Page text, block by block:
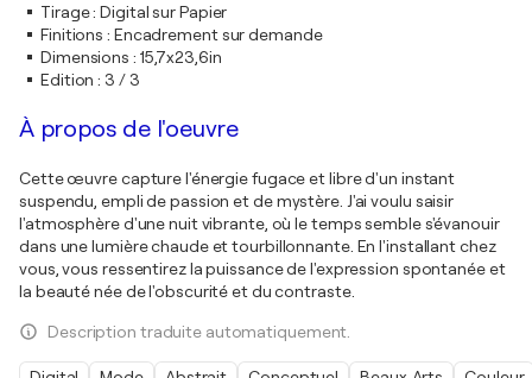
Tirage:Digital sur Papier
Finitions : Encadrement sur demande
Dimensions : 15,7x23,6in
Edition : 3 / 3
À propos de l'oeuvre
Cette œuvre capture l'énergie fugace et libre d'un instant
suspendu, empli de passion et de mystère. J'ai voulu saisir
l'atmosphère d'une nuit vibrante, où le temps semble s'évanouir
dans une lumière chaude et tourbillonnante. En l'installant chez
vous, vous ressentirez la puissance de l'expression spontanée et
la beauté née de l'obscurité et du contraste.
Description traduite automatiquement.